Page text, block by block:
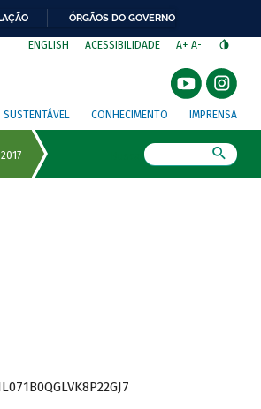
ÓRGÃOS DO GOVERNO
ENGLISH ACESSIBILIDADE A+ A-
CONHECIMENTO IMPRENSA